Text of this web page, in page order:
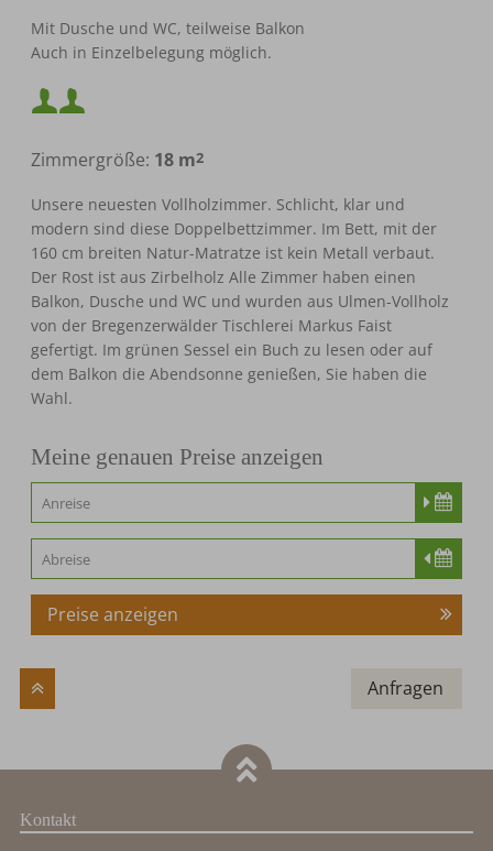
Mindestbelegung:
Maximalbelegung:
Mit Dusche und WC, teilweise Balkon
Auch in Einzelbelegung möglich.
Mindestbelegung:
Maximalbelegung:
Zimmergröße: 18 m2
Unsere neuesten Vollholzimmer. Schlicht, klar und
modern sind diese Doppelbettzimmer. Im Bett, mit der
160 cm breiten Natur-Matratze ist kein Metall verbaut.
Der Rost ist aus Zirbelholz Alle Zimmer haben einen
Balkon, Dusche und WC und wurden aus Ulmen-Vollholz
von der Bregenzerwälder Tischlerei Markus Faist
gefertigt. Im grünen Sessel ein Buch zu lesen oder auf
dem Balkon die Abendsonne genießen, Sie haben die
Wahl.
Meine genauen Preise anzeigen
Preise anzeigen
Anfragen
Kontakt